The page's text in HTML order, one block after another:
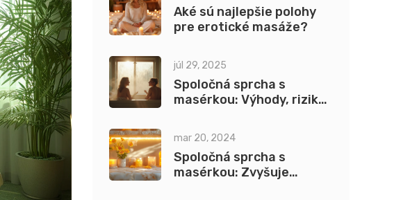
Aké sú najlepšie polohy
pre erotické masáže?
júl 29, 2025
Spoločná sprcha s
masérkou: Výhody, riziká
masáže
mar 20, 2024
Spoločná sprcha s
masérkou: Zvyšuje